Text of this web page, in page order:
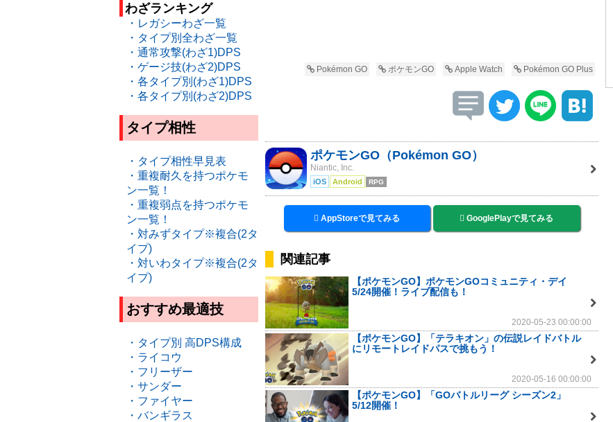
Pokémon GO ポケモンGO Apple Watch Pokémon GO Plus
ポケモンGO（Pokémon GO）
Niantic, Inc.
iOS Android RPG
AppStoreで見てみる GooglePlayで見てみる
関連記事
【ポケモンGO】ポケモンGOコミュニティ・デイ
5/24開催！ライブ配信も！
2020-05-23 00:00:00
【ポケモンGO】「テラキオン」の伝説レイドバトル
にリモートレイドパスで挑もう！
2020-05-16 00:00:00
【ポケモンGO】「GOバトルリーグ シーズン2」
5/12開催！
わざランキング
・レガシーわざ一覧
・タイプ別全わざ一覧
・通常攻撃(わざ1)DPS
・ゲージ技(わざ2)DPS
・各タイプ別(わざ1)DPS
・各タイプ別(わざ2)DPS
タイプ相性
・タイプ相性早見表
・重複耐久を持つポケモ
ン一覧！
・重複弱点を持つポケモ
ン一覧！
・対みずタイプ※複合(2タ
イプ)
・対いわタイプ※複合(2タ
イプ)
おすすめ最適技
・タイプ別 高DPS構成
・ライコウ
・フリーザー
・サンダー
・ファイヤー
・バンギラス